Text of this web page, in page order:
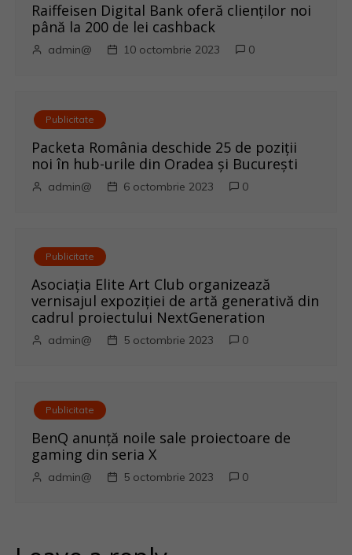
Raiffeisen Digital Bank oferă clienților noi
până la 200 de lei cashback
admin@ 10 octombrie 2023 0
Publicitate
Packeta România deschide 25 de poziții
noi în hub-urile din Oradea și București
admin@ 6 octombrie 2023 0
Publicitate
Asociația Elite Art Club organizează
vernisajul expoziției de artă generativă din
cadrul proiectului NextGeneration
admin@ 5 octombrie 2023 0
Publicitate
BenQ anunţă noile sale proiectoare de
gaming din seria X
admin@ 5 octombrie 2023 0